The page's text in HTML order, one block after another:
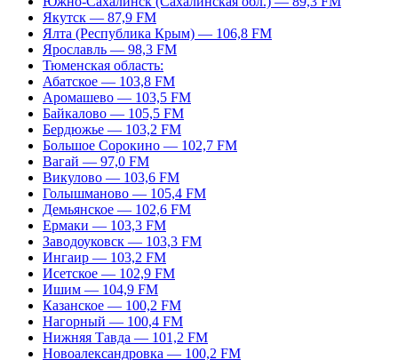
Якутск — 87,9 FM
Ялта (Республика Крым) — 106,8 FM
Ярославль — 98,3 FM
Тюменская область:
Абатское — 103,8 FM
Аромашево — 103,5 FM
Байкалово — 105,5 FM
Бердюжье — 103,2 FM
Большое Сорокино — 102,7 FM
Вагай — 97,0 FM
Викулово — 103,6 FM
Голышманово — 105,4 FM
Демьянское — 102,6 FM
Ермаки — 103,3 FM
Заводоуковск — 103,3 FM
Ингаир — 103,2 FM
Исетское — 102,9 FM
Ишим — 104,9 FM
Казанское — 100,2 FM
Нагорный — 100,4 FM
Нижняя Тавда — 101,2 FM
Новоалександровка — 100,2 FM